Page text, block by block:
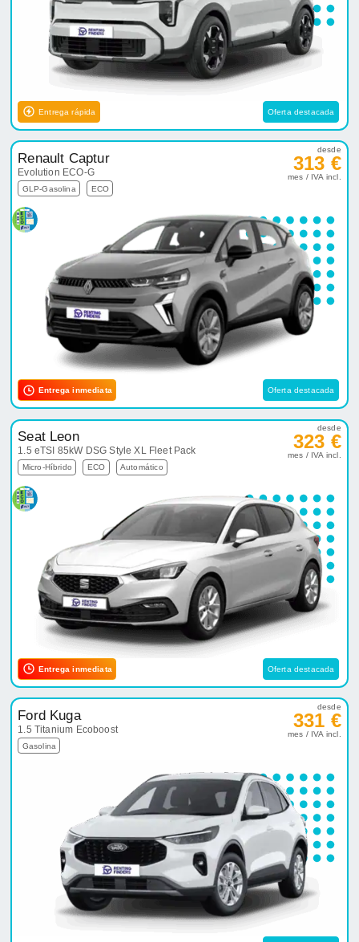
Entrega rápida Oferta destacada
Renault Captur
Evolution ECO-G
GLP-Gasolina ECO
desde
313 €
mes / IVA incl.
Entrega inmediata Oferta destacada
Seat Leon
1.5 eTSI 85kW DSG Style XL Fleet Pack
Micro-Híbrido ECO Automático
desde
323 €
mes / IVA incl.
Entrega inmediata Oferta destacada
Ford Kuga
1.5 Titanium Ecoboost
Gasolina
desde
331 €
mes / IVA incl.